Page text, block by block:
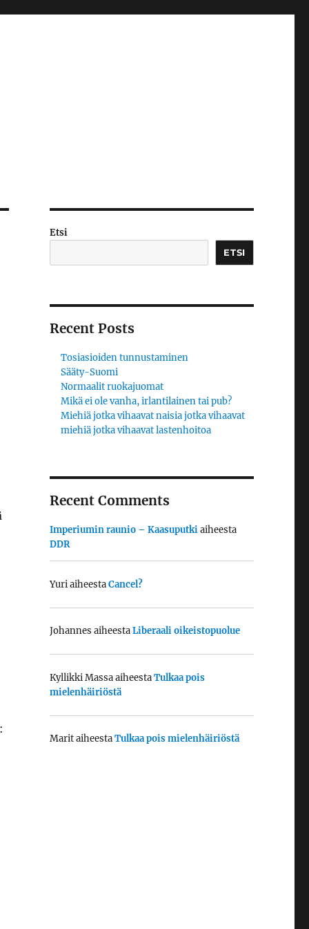
Etsi
ETSI
Recent Posts
Tosiasioiden tunnustaminen
Sääty-Suomi
Normaalit ruokajuomat
Mikä ei ole vanha, irlantilainen tai pub?
Miehiä jotka vihaavat naisia jotka vihaavat
miehiä jotka vihaavat lastenhoitoa
Recent Comments
Imperiumin raunio – Kaasuputkiaiheesta
DDR
YuriaiheestaCancel?
Johannes aiheestaLiberaali oikeistopuolue
Kyllikki MassaaiheestaTulkaa pois
mielenhäiriöstä
MaritaiheestaTulkaa pois mielenhäiriöstä